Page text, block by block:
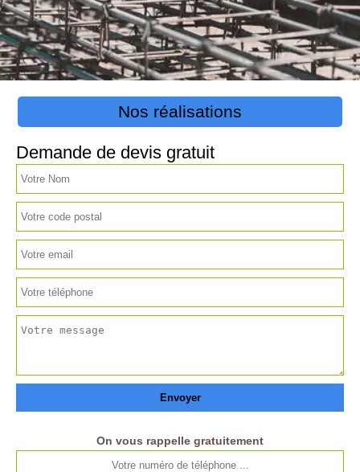
Nos réalisations
Demande de devis gratuit
On vous rappelle gratuitement